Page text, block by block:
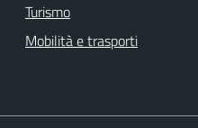
Turismo
Mobilità e trasporti